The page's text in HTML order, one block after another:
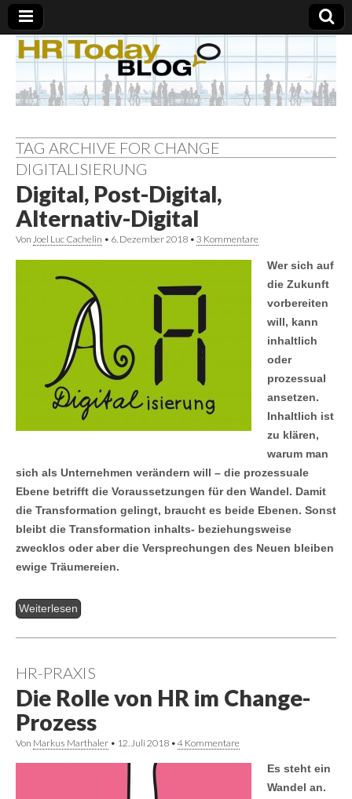
TAG ARCHIVE FOR CHANGE
DIGITALISIERUNG
Digital, Post-Digital,
Alternativ-Digital
Von Joel Luc Cachelin • 6. Dezember 2018 • 3 Kommentare
Wer sich auf
die Zukunft
vorbereiten
will, kann
inhaltlich
oder
prozessual
ansetzen.
Inhaltlich ist
zu klären,
warum man
sich als Unternehmen verändern will – die prozessuale
Ebene betrifft die Voraussetzungen für den Wandel. Damit
die Transformation gelingt, braucht es beide Ebenen. Sonst
bleibt die Transformation inhalts- beziehungsweise
zwecklos oder aber die Versprechungen des Neuen bleiben
ewige Träumereien.
Weiterlesen
HR-PRAXIS
Die Rolle von HR im Change-
Prozess
Von Markus Marthaler • 12. Juli 2018 • 4 Kommentare
Es steht ein
Wandel an.